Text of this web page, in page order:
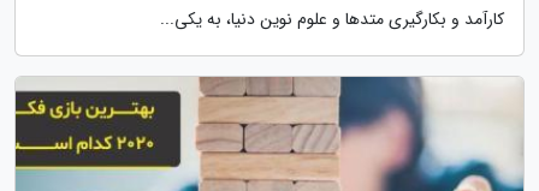
کارآمد و بکارگیری متدها و علوم نوین دنیا، به یکی...